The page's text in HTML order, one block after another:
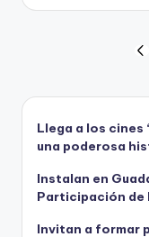
de
entradas
Llega a los cines
una poderosa
Instalan en
Participación de
Invitan a formar